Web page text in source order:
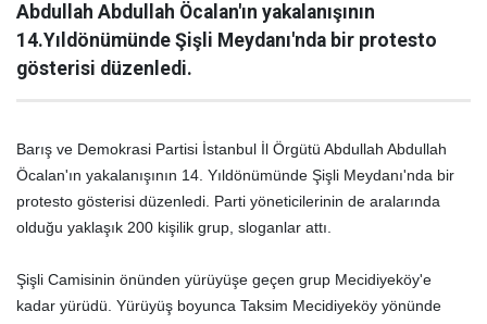
Abdullah Abdullah Öcalan'ın yakalanışının
14.Yıldönümünde Şişli Meydanı'nda bir protesto
gösterisi düzenledi.
Barış ve Demokrasi Partisi İstanbul İl Örgütü Abdullah Abdullah
Öcalan'ın yakalanışının 14. Yıldönümünde Şişli Meydanı'nda bir
protesto gösterisi düzenledi. Parti yöneticilerinin de aralarında
olduğu yaklaşık 200 kişilik grup, sloganlar attı.
Şişli Camisinin önünden yürüyüşe geçen grup Mecidiyeköy'e
kadar yürüdü. Yürüyüş boyunca Taksim Mecidiyeköy yönünde